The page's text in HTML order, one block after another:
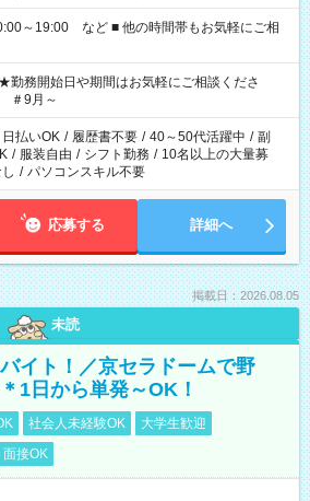
ど ■ 他の時間帯もお気軽にご相
務開始日や期間はお気軽にご相談くださ
9月～
日払いOK / 履歴書不要 / 40～50代活躍中 / 副
/ 服装自由 / シフト勤務 / 10名以上の大量募
/ パソコンスキル不要
応募する 詳細へ
掲載日：2026.08.05
未読
イト！／京セラドームで野
1日から単発～OK！
社会人未経験OK
大学生歓迎
面接OK